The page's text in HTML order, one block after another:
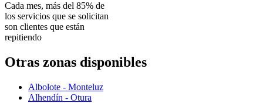
Cada mes, más del 85% de
los servicios que se solicitan
son clientes que están
repitiendo
Otras zonas disponibles
Albolote - Monteluz
Alhendín - Otura